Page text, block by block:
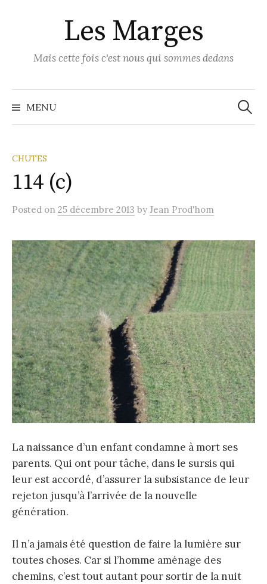
Les Marges
Mais cette fois c'est nous qui sommes dedans
MENU
CHUTES
114 (c)
Posted on 25 décembre 2013 by Jean Prod'hom
La naissance d’un enfant condamne à mort ses
parents. Qui ont pour tâche, dans le sursis qui
leur est accordé, d’assurer la subsistance de leur
rejeton jusqu’à l’arrivée de la nouvelle
génération.
Il n’a jamais été question de faire la lumière sur
toutes choses. Car si l’homme aménage des
chemins, c’est tout autant pour sortir de la nuit